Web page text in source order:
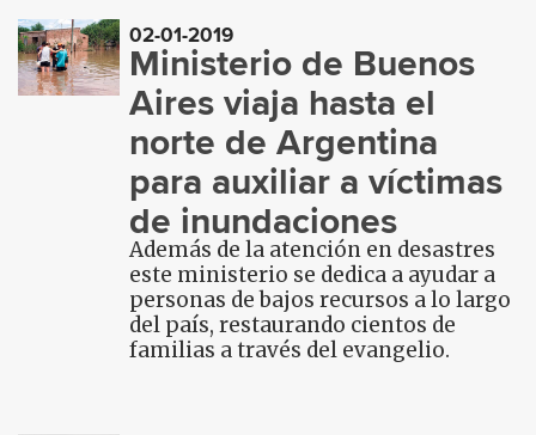
02-01-2019
Ministerio de Buenos
Aires viaja hasta el
norte de Argentina
para auxiliar a víctimas
de inundaciones
Además de la atención en desastres
este ministerio se dedica a ayudar a
personas de bajos recursos a lo largo
del país, restaurando cientos de
familias a través del evangelio.